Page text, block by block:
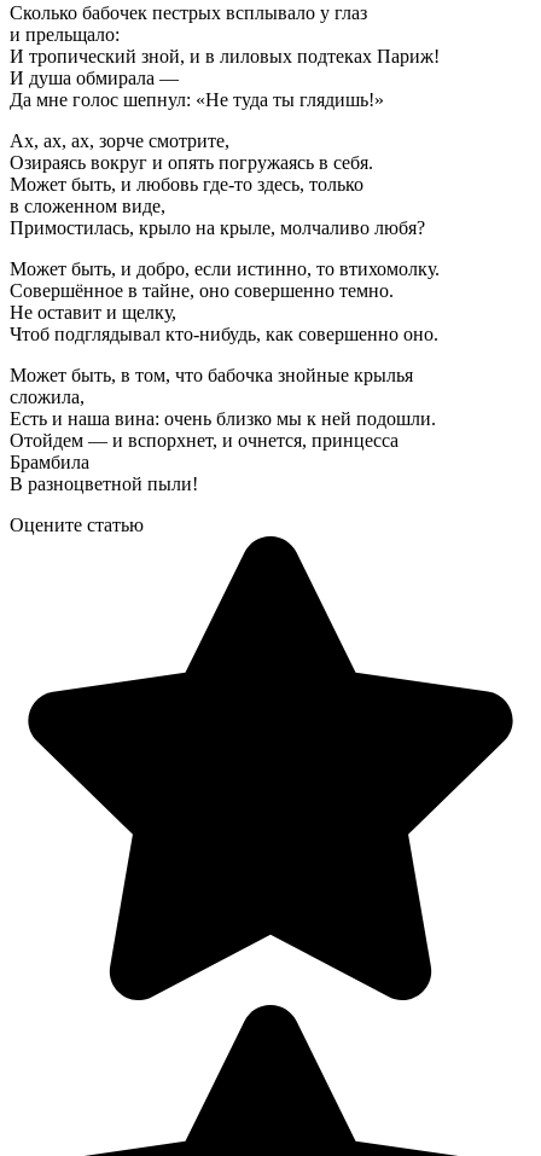
Сколько бабочек пестрых всплывало у глаз
и прельщало:
И тропический зной, и в лиловых подтеках Париж!
И душа обмирала —
Да мне голос шепнул: «Не туда ты глядишь!»
Ах, ах, ах, зорче смотрите,
Озираясь вокруг и опять погружаясь в себя.
Может быть, и любовь где-то здесь, только
в сложенном виде,
Примостилась, крыло на крыле, молчаливо любя?
Может быть, и добро, если истинно, то втихомолку.
Совершённое в тайне, оно совершенно темно.
Не оставит и щелку,
Чтоб подглядывал кто-нибудь, как совершенно оно.
Может быть, в том, что бабочка знойные крылья
сложила,
Есть и наша вина: очень близко мы к ней подошли.
Отойдем — и вспорхнет, и очнется, принцесса
Брамбила
В разноцветной пыли!
Оцените статью